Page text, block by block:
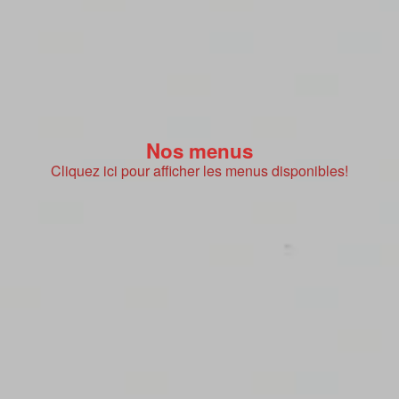
Nos menus
Cliquez ici pour afficher les menus disponibles!